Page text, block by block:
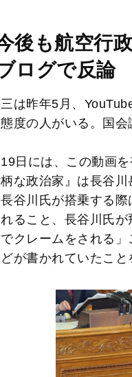
今後も航空行
ログで反論
は昨年5月、
度の人がいる。国会
日には、この動画
な政治家』は長谷
谷川氏が搭乗する
ること、長谷川氏
クレームをされる
が書かれていたこと